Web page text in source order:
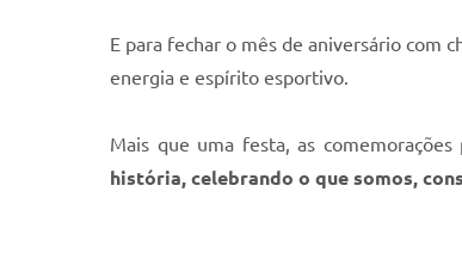
E para fechar o mês de aniversário com
energia e espírito esportivo.
Mais que uma festa, as
história, celebrando o que somos,